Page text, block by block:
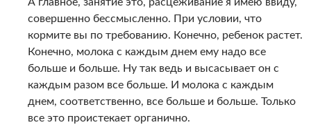
совершенно бессмысленно. При условии, что
кормите вы по требованию. Конечно, ребенок растет.
Конечно, молока с каждым днем ему надо все
больше и больше. Ну так ведь и высасывает он с
каждым разом все больше. И молока с каждым
днем, соответственно, все больше и больше. Только
все это проистекает органично.